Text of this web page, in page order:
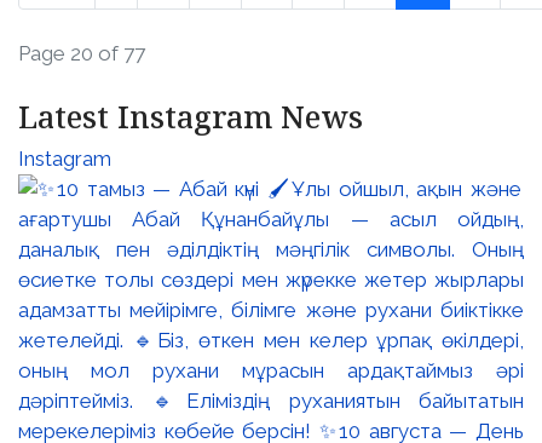
Page 20 of 77
Latest Instagram News
Instagram